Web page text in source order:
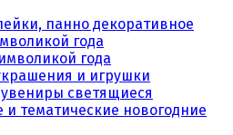
панно декоративное
года
года
и игрушки
светящиеся
тематические новогодние